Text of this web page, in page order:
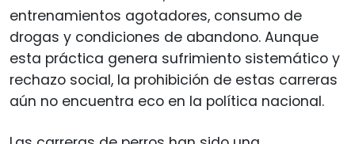
entrenamientos agotadores, consumo de
drogas y condiciones de abandono. Aunque
esta práctica genera sufrimiento sistemático y
rechazo social, la prohibición de estas carreras
aún no encuentra eco en la política nacional.